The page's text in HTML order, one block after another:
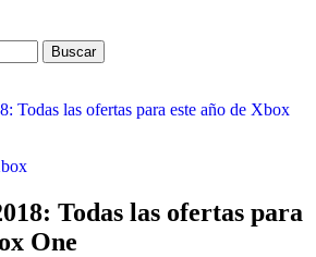
Buscar
Todas las ofertas para este año de Xbox
Todas las ofertas para
One